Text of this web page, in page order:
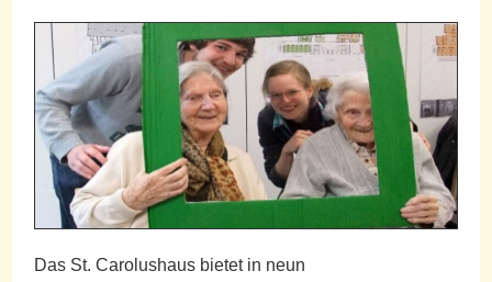
Das St. Carolushaus bietet in neun